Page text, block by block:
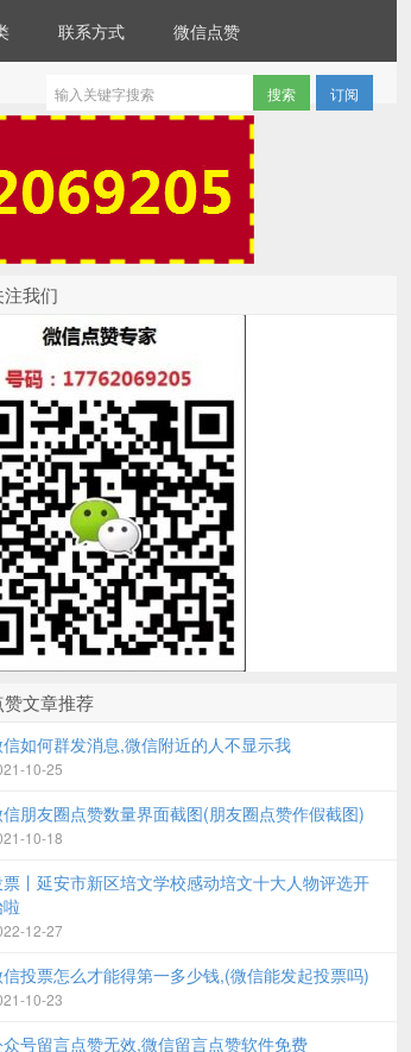
联系方式 微信点赞
订阅
注我们
赞文章推荐
如何群发消息,微信附近的人不显示我
10-25
朋友圈点赞数量界面截图(朋友圈点赞作假截图)
10-18
丨延安市新区培文学校感动培文十大人物评选开
12-27
投票怎么才能得第一多少钱,(微信能发起投票吗)
10-23
号留言点赞无效,微信留言点赞软件免费